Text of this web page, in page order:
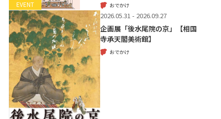
EVENT おでかけ
2026.05.31 - 2026.09.27
企画展「後水尾院の京」【相国
寺承天閣美術館】
おでかけ